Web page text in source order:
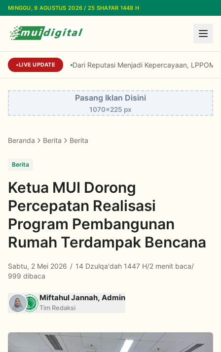
Lewati ke konten utama
MINGGU, 9 AGUSTUS 2026 / 25 SHAFAR 1448 H
LIVE UPDATE Dari Reputasi Menjadi Kepercayaan, LPPOM
Pasang Iklan Disini
1070x225 px
Beranda Berita Berita
Berita
Ketua MUI Dorong
Percepatan Realisasi
Program Pembangunan
Rumah Terdampak Bencana
Sabtu, 2 Mei 2026 / 14 Dzulqa'dah 1447 H/2 menit baca/
999 dibaca
Miftahul Jannah, Admin
Tim Redaksi